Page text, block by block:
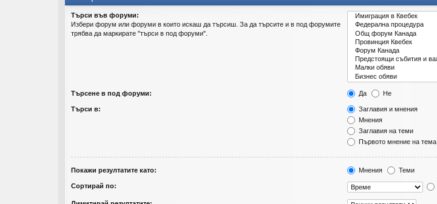
Търси във форуми:
Избери форум или форуми в които искаш да търсиш. За да търсите и в под форумите
трябва да маркирате "търси в под форуми".
Търсене в под форуми: Да Не
Търси в:
Заглавия и мнения
Мнения
Заглавия на теми
Първото мнение на тема
Покажи резултатите като: Мнения Теми
Сортирай по: